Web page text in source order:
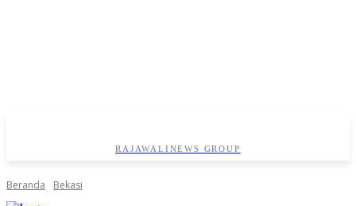
RAJAWALINEWS GROUP
Beranda Bekasi